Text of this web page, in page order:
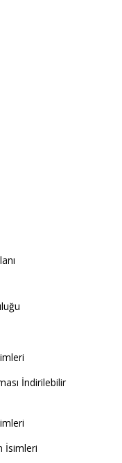
İndirilebilir
İsimleri